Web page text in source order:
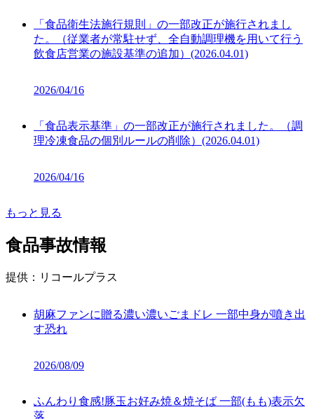
「食品衛生法施行規則」の一部改正が施行されまし
た。（従業者が常駐せず、全自動調理機を用いて行う
飲食店営業の施設基準の追加）(2026.04.01)
2026/04/16
「食品表示基準」の一部改正が施行されました。（調
理冷凍食品の個別ルールの削除）(2026.04.01)
2026/04/16
もっと見る
食品事故情報
提供： リコールプラス
胡麻ファンに贈る濃い濃いごまドレ 一部中身が噴き出
す恐れ
2026/08/09
ふんわり食感!豚玉お好み焼＆焼そば 一部(もも)表示欠
落